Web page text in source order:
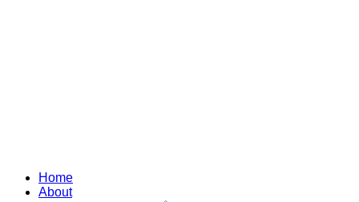
Home
About